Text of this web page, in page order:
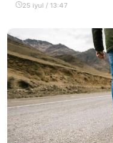
25 iyul / 13:47